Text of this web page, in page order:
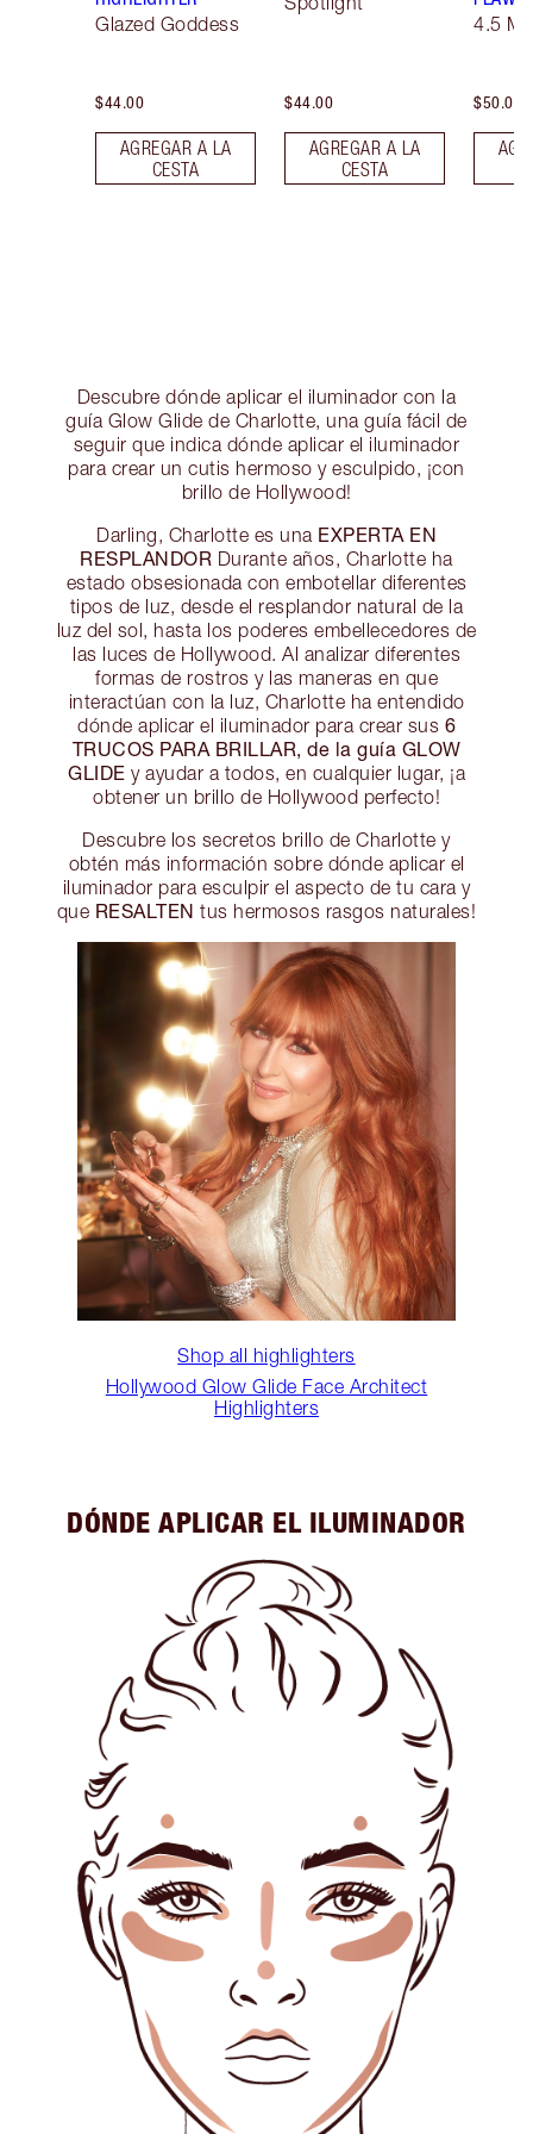
Glazed Goddess
$44.00
AGREGAR A LA
CESTA
$44.00
AGREGAR A LA
CESTA
4.5
$50.00
Descubre dónde aplicar el iluminador con la
guía Glow Glide de Charlotte, una guía fácil de
seguir que indica dónde aplicar el iluminador
para crear un cutis hermoso y esculpido, ¡con
brillo de Hollywood!
Darling, Charlotte es una EXPERTA EN
RESPLANDOR Durante años, Charlotte ha
estado obsesionada con embotellar diferentes
tipos de luz, desde el resplandor natural de la
luz del sol, hasta los poderes embellecedores de
las luces de Hollywood. Al analizar diferentes
formas de rostros y las maneras en que
interactúan con la luz, Charlotte ha entendido
dónde aplicar el iluminador para crear sus 6
TRUCOS PARA BRILLAR, de la guía GLOW
GLIDE y ayudar a todos, en cualquier lugar, ¡a
obtener un brillo de Hollywood perfecto!
Descubre los secretos brillo de Charlotte y
obtén más información sobre dónde aplicar el
iluminador para esculpir el aspecto de tu cara y
que RESALTEN tus hermosos rasgos naturales!
Shop all highlighters
Hollywood Glow Glide Face Architect
Highlighters
DÓNDE APLICAR EL ILUMINADOR